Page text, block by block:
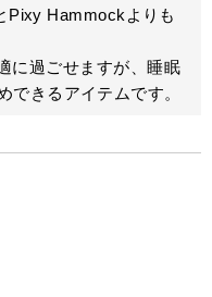
Pixy Hammockよりも
に過ごせますが、睡眠
できるアイテムです。